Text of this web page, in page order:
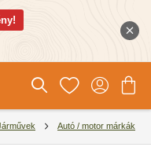
Autó / motor márkák